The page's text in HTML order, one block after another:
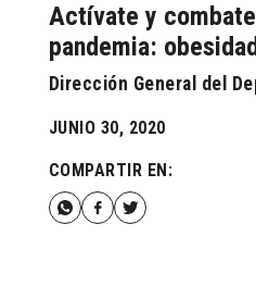
Actívate y
pandemia:
Dirección General del
JUNIO 30, 2020
COMPARTIR EN: